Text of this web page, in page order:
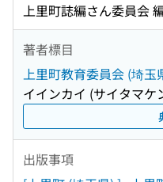
上里町誌編さん委員会
著者標目
上里町教育委員会 (埼玉
イインカイ (サイタマケ
出版事項